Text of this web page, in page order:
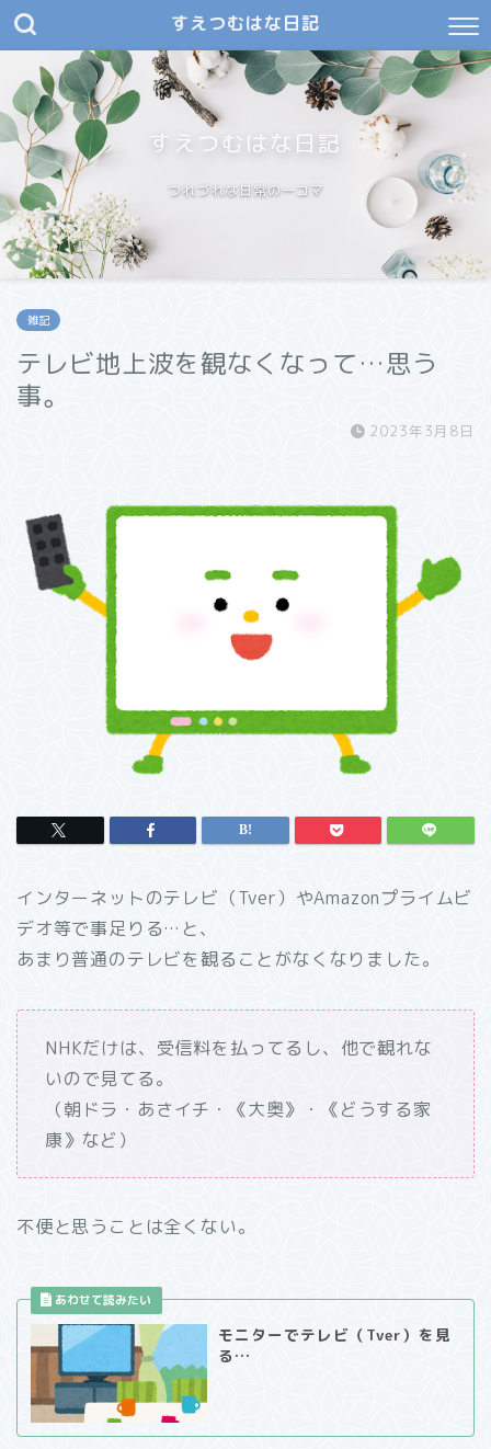
すえつむはな日記
すえつむはな日記
つれづれな日常の一コマ
雑記
テレビ地上波を観なくなって…思う
事。
2023年3月8日
インターネットのテレビ（Tver）やAmazonプライムビ
デオ等で事足りる…と、
あまり普通のテレビを観ることがなくなりました。
NHKだけは、受信料を払ってるし、他で観れな
いので見てる。
（朝ドラ・あさイチ・《大奥》・《どうする家
康》など）
不便と思うことは全くない。
モニターでテレビ（Tver）を見
る…